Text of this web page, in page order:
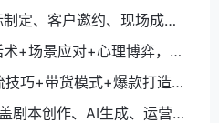
定、客户邀约、现场成
+场景应对+心理博弈，单
技巧+带货模式+爆款打造，
剧本创作、AI生成、运营变